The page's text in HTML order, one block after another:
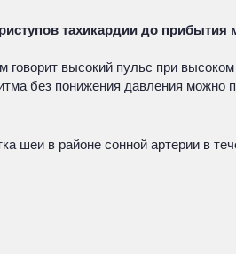
тахикардии до
говорит высокий пульс при
без понижения давления
шеи в районе сонной артерии в